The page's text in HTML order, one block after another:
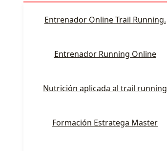
Entrenador Online Trail Running.
Entrenador Running Online
Nutrición aplicada al trail running
Formación Estratega Master